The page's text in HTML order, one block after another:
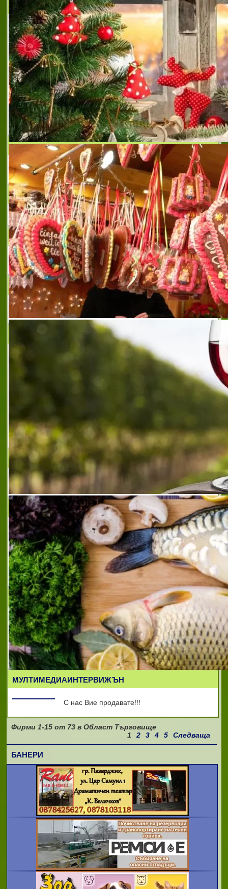
СТОЯНОВ ЕООД
СТОЯНОВ ЕООД е фирма със седалище
град Търговище, ул. Росица № 10.
Развива своята дейност в областта на
строителството. Специализирана в
строителството на жилищни,
строително ремонтни дейности ,строително
ремонтни дейности,строително монтажни услугии,
ремонтни услуги търговище,строително ремонтни
услуги,строителни дейности търговище
,
строителни услуги търговище,стоянов еоод
търговище
БИГ БРАДЪРС ЕООД
Фирма за транспорт и спедиция
МЕБЕЛИ GARONI
VERАRT
Другата възможност - мебели за хора
ПРИТИ ЛЕЙДИ ЕООД
БИЖУТА – Онлайн магазин за бижута
ТРАКИЯ ГЛАС БЪЛГАРИЯ ЕАД
Стъкларски комплекс ТРАКИЯ ГЛАС
БЪЛГАРИЯ ЕАД е собственост на турският
стъкларски гигант Шишеджам, основан в
България през 2004 година. Шишеджам
автомобилни стъкла
и изделия от стъкло, домакинско стъкло
стъкло,обработено стъкло
ХОТЕЛ ИДОЛ - ТЪРГОВИЩЕ
Хотел Идол в град Търговище
ЯЙЦА И ПТИЦИ ЛОМЦИ
Фирма ЯЙЦА И ПТИЦИ ЛОМЦИ -
отглеждане на кокошки - носачки и
производство на яйца за консумация.
Фирмата притежава сертифициран по
HACCP пакетиращ център, собствен
транспорт.Произво
ТАЙФУН БГ
ТАЙФУН БГ ООД насочва своята основна
дейност към производството на керамични
изделия. Фирмата стартира дейността си
с изграждането на керамична фабрика,
намираща се в село Ловец. През изминал
МУЛТИМЕДИАИНТЕРВИЖЪН
С нас Вие продавате!!!
Фирми 1-15от 73в Област Търговище
1
2 3 4 5 Следваща
БАНЕРИ